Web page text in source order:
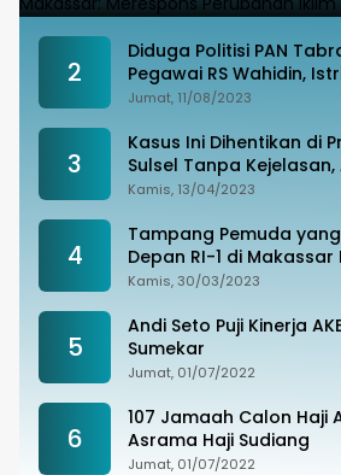
2
Diduga Politisi PAN
Pegawai RS Wahidin,
Tak Terima
Jumat, 11/08/2023
3
Kasus Ini Dihentikan di
Sulsel Tanpa
Kamis, 13/04/2023
4
Tampang Pemuda
Depan RI-1 di
Ternyata Joki Balapan
Kamis, 30/03/2023
5
Andi Seto Puji Kinerja
Sumekar
Jumat, 01/07/2022
6
107 Jamaah Calon Haji
Asrama Haji Sudiang
Jumat, 01/07/2022